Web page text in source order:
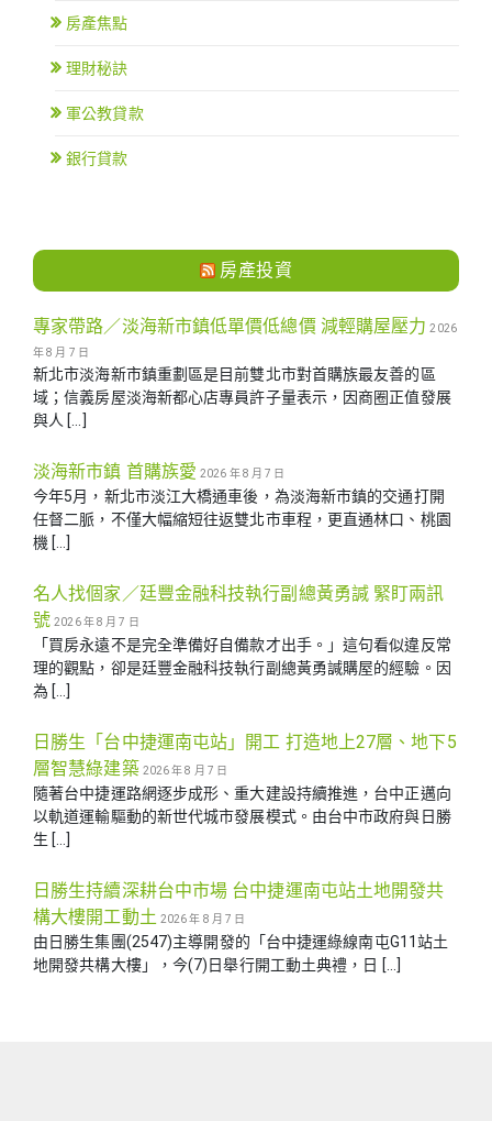
房產焦點
理財秘訣
軍公教貸款
銀行貸款
房產投資
專家帶路／淡海新市鎮低單價低總價 減輕購屋壓力 2026
年 8 月 7 日
新北市淡海新市鎮重劃區是目前雙北市對首購族最友善的區
域；信義房屋淡海新都心店專員許子量表示，因商圈正值發展
與人 […]
淡海新市鎮 首購族愛 2026 年 8 月 7 日
今年5月，新北市淡江大橋通車後，為淡海新市鎮的交通打開
任督二脈，不僅大幅縮短往返雙北市車程，更直通林口、桃園
機 […]
名人找個家／廷豐金融科技執行副總黃勇諴 緊盯兩訊
號 2026 年 8 月 7 日
「買房永遠不是完全準備好自備款才出手。」這句看似違反常
理的觀點，卻是廷豐金融科技執行副總黃勇諴購屋的經驗。因
為 […]
日勝生「台中捷運南屯站」開工 打造地上27層、地下5
層智慧綠建築 2026 年 8 月 7 日
隨著台中捷運路網逐步成形、重大建設持續推進，台中正邁向
以軌道運輸驅動的新世代城市發展模式。由台中市政府與日勝
生 […]
日勝生持續深耕台中市場 台中捷運南屯站土地開發共
構大樓開工動土 2026 年 8 月 7 日
由日勝生集團(2547)主導開發的「台中捷運綠線南屯G11站土
地開發共構大樓」，今(7)日舉行開工動土典禮，日 […]